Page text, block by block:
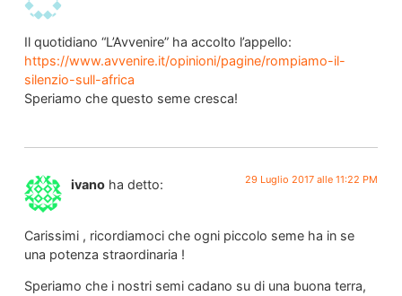
Il quotidiano “L’Avvenire” ha accolto l’appello:
https://www.avvenire.it/opinioni/pagine/rompiamo-il-
silenzio-sull-africa
Speriamo che questo seme cresca!
ivano ha detto: 29 Luglio 2017 alle 11:22 PM
Carissimi , ricordiamoci che ogni piccolo seme ha in se
una potenza straordinaria !
Speriamo che i nostri semi cadano su di una buona terra,